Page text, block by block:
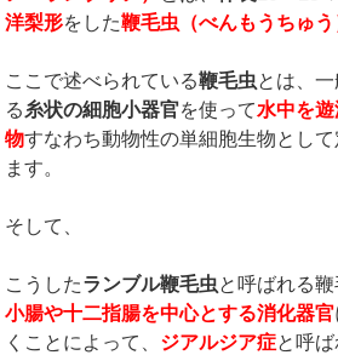
洋梨形をした鞭毛虫（べんもうちゅ
ここで述べられている鞭毛虫とは、
る 糸状の細胞小器官を使って水中を
物すなわち動物性の単細胞生物とし
ます。
そして、
こうしたランブル鞭毛虫と呼ばれる
小腸や十二指腸を中心とする消化器官
くことによって、 ジアルジア症と呼